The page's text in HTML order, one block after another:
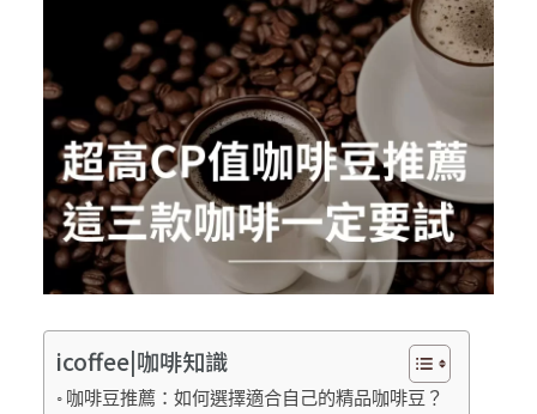
icoffee|咖啡知識
咖啡豆推薦：如何選擇適合自己的精品咖啡豆？